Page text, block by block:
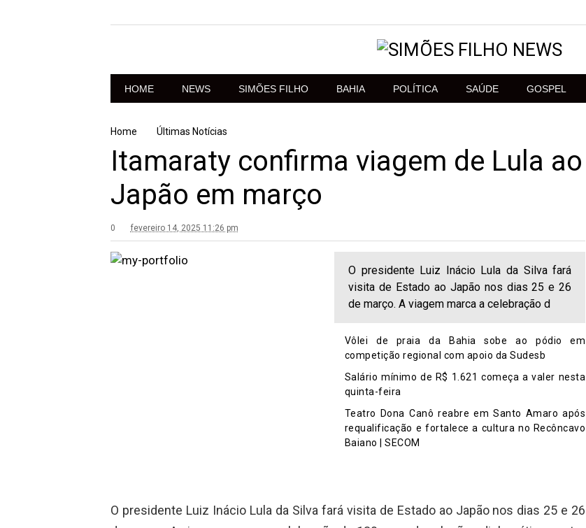
HOME NEWS SIMÕES FILHO BAHIA POLÍTICA SAÚDE GOSPEL
Home Últimas Notícias
Itamaraty confirma viagem de Lula ao
Japão em março
0 fevereiro 14, 2025 11:26 pm
O presidente Luiz Inácio Lula da Silva fará
visita de Estado ao Japão nos dias 25 e 26
de março. A viagem marca a celebração d
Vôlei de praia da Bahia sobe ao pódio em
competição regional com apoio da Sudesb
Salário mínimo de R$ 1.621 começa a valer nesta
quinta-feira
Teatro Dona Canô reabre em Santo Amaro após
requalificação e fortalece a cultura no Recôncavo
Baiano | SECOM
O presidente Luiz Inácio Lula da Silva fará visita de Estado ao Japão nos dias 25 e 26